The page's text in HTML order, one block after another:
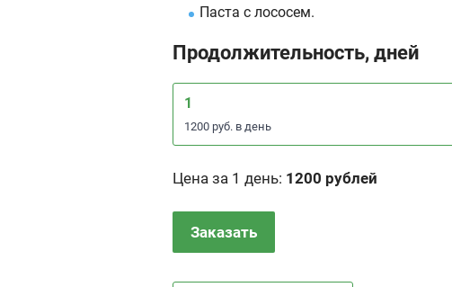
Паста с лососем.
Продолжительность, дней
1
1200 руб. в день
Цена за 1 день: 1200 рублей
Заказать